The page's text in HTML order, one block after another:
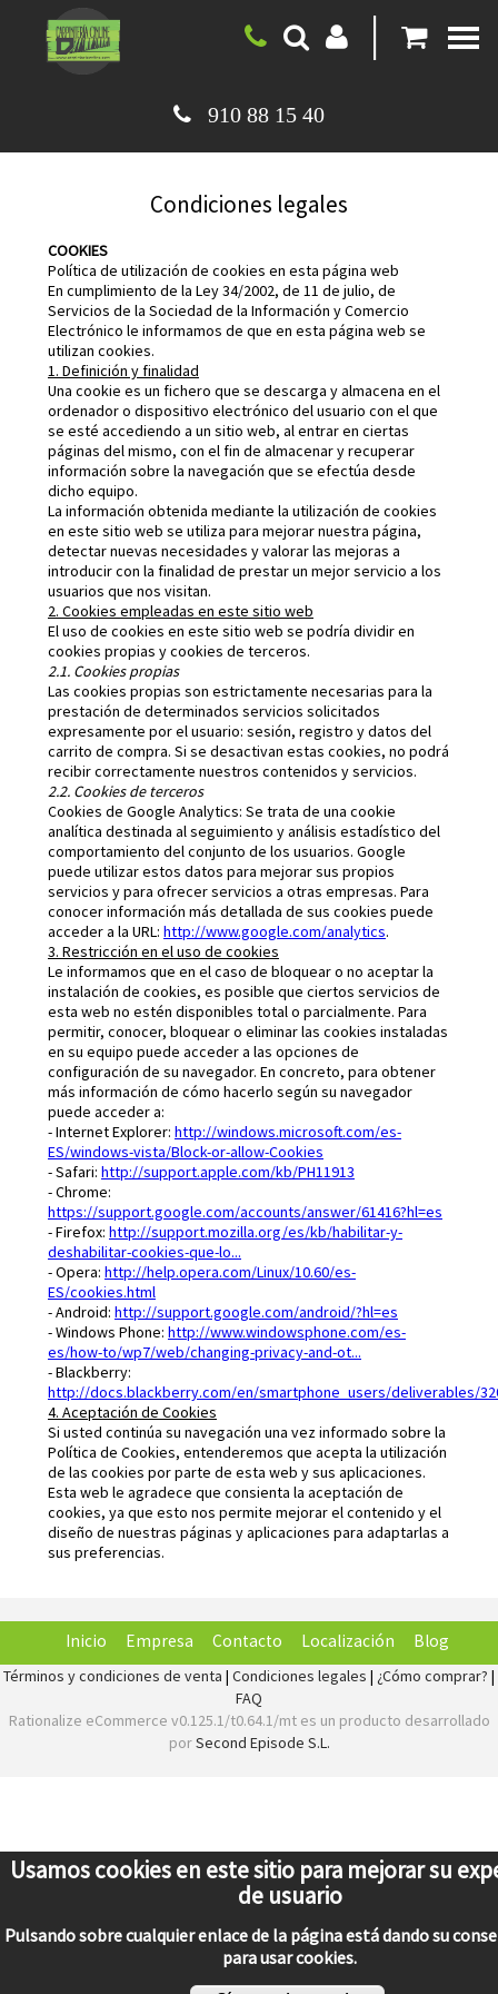
|
910 88 15 40
Condiciones legales
COOKIES
Política de utilización de cookies en esta página web
En cumplimiento de la Ley 34/2002, de 11 de julio, de
Servicios de la Sociedad de la Información y Comercio
Electrónico le informamos de que en esta página web se
utilizan cookies.
1. Definición y finalidad
Una cookie es un fichero que se descarga y almacena en el
ordenador o dispositivo electrónico del usuario con el que
se esté accediendo a un sitio web, al entrar en ciertas
páginas del mismo, con el fin de almacenar y recuperar
información sobre la navegación que se efectúa desde
dicho equipo.
La información obtenida mediante la utilización de cookies
en este sitio web se utiliza para mejorar nuestra página,
detectar nuevas necesidades y valorar las mejoras a
introducir con la finalidad de prestar un mejor servicio a los
usuarios que nos visitan.
2. Cookies empleadas en este sitio web
El uso de cookies en este sitio web se podría dividir en
cookies propias y cookies de terceros.
2.1. Cookies propias
Las cookies propias son estrictamente necesarias para la
prestación de determinados servicios solicitados
expresamente por el usuario: sesión, registro y datos del
carrito de compra. Si se desactivan estas cookies, no podrá
recibir correctamente nuestros contenidos y servicios.
2.2. Cookies de terceros
Cookies de Google Analytics: Se trata de una cookie
analítica destinada al seguimiento y análisis estadístico del
comportamiento del conjunto de los usuarios. Google
puede utilizar estos datos para mejorar sus propios
servicios y para ofrecer servicios a otras empresas. Para
conocer información más detallada de sus cookies puede
acceder a la URL: http://www.google.com/analytics.
3. Restricción en el uso de cookies
Le informamos que en el caso de bloquear o no aceptar la
instalación de cookies, es posible que ciertos servicios de
esta web no estén disponibles total o parcialmente. Para
permitir, conocer, bloquear o eliminar las cookies instaladas
en su equipo puede acceder a las opciones de
configuración de su navegador. En concreto, para obtener
más información de cómo hacerlo según su navegador
puede acceder a:
- Internet Explorer: http://windows.microsoft.com/es-
ES/windows-vista/Block-or-allow-Cookies
- Safari: http://support.apple.com/kb/PH11913
- Chrome:
https://support.google.com/accounts/answer/61416?hl=es
- Firefox: http://support.mozilla.org/es/kb/habilitar-y-
deshabilitar-cookies-que-lo...
- Opera: http://help.opera.com/Linux/10.60/es-
ES/cookies.html
- Android: http://support.google.com/android/?hl=es
- Windows Phone: http://www.windowsphone.com/es-
es/how-to/wp7/web/changing-privacy-and-ot...
- Blackberry:
http://docs.blackberry.com/en/smartphone_users/deliverables/
4. Aceptación de Cookies
Si usted continúa su navegación una vez informado sobre la
Política de Cookies, entenderemos que acepta la utilización
de las cookies por parte de esta web y sus aplicaciones.
Esta web le agradece que consienta la aceptación de
cookies, ya que esto nos permite mejorar el contenido y el
diseño de nuestras páginas y aplicaciones para adaptarlas a
sus preferencias.
Inicio Empresa Contacto Localización Blog
Términos y condiciones de venta | Condiciones legales | ¿Cómo comprar? |
FAQ
Rationalize eCommerce v0.125.1/t0.64.1/mt es un producto desarrollado
porSecond Episode S.L.
Usamos cookies en este sitio para mejorar su
de usuario
Pulsando sobre cualquier enlace de la página está dando su
para usar cookies.